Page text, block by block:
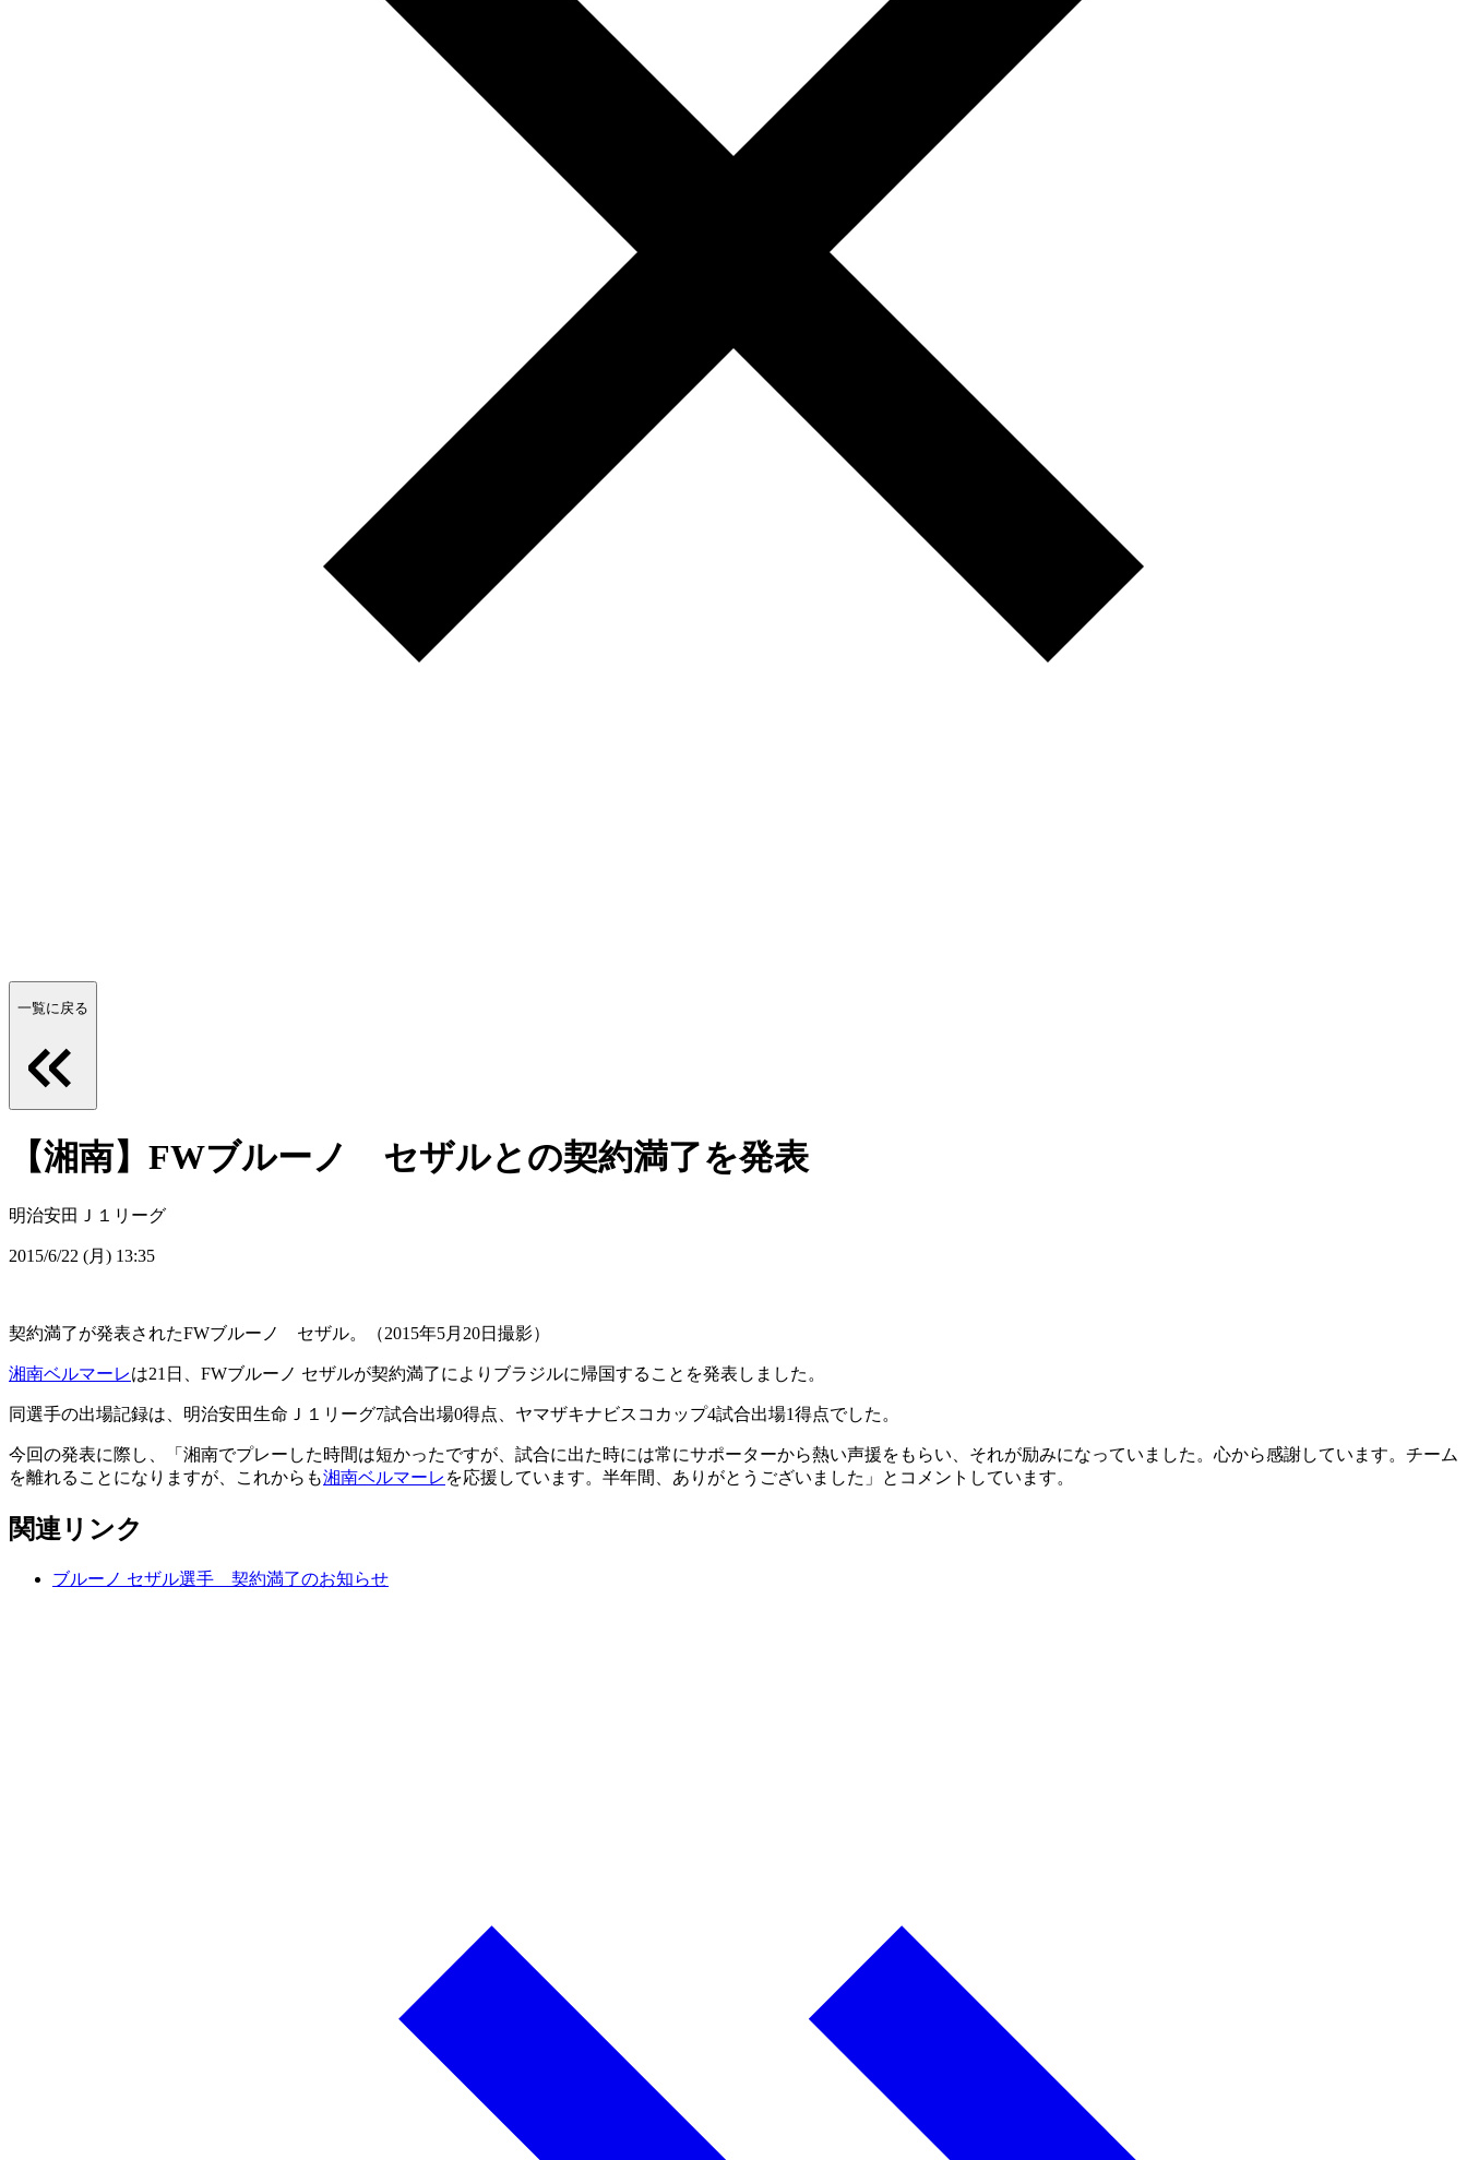
一覧に戻る
【湘南】FWブルーノ セザルとの契約満了を発表
明治安田Ｊ１リーグ
2015/6/22 (月) 13:35
契約満了が発表されたFWブルーノ セザル。（2015年5月20日撮影）
湘南ベルマーレは21日、FWブルーノ セザルが契約満了によりブラジルに帰国することを発表しました。
同選手の出場記録は、明治安田生命Ｊ１リーグ7試合出場0得点、ヤマザキナビスコカップ4試合出場1得点でした。
今回の発表に際し、「湘南でプレーした時間は短かったですが、試合に出た時には常にサポーターから熱い声援をもらい、それが励みになっていました。心から感謝しています。チーム
を離れることになりますが、これからも湘南ベルマーレ を応援しています。半年間、ありがとうございました」とコメントしています。
関連リンク
ブルーノ セザル選手 契約満了のお知らせ